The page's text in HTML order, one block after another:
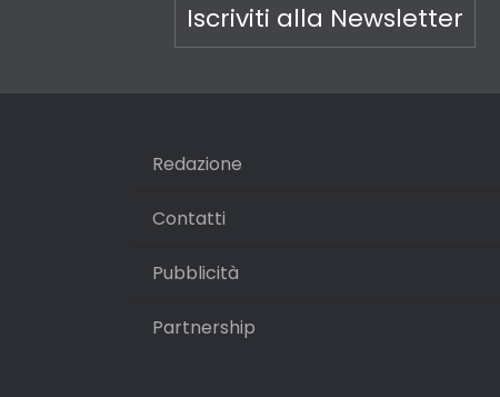
Iscriviti alla Newsletter
Redazione
Contatti
Pubblicità
Partnership